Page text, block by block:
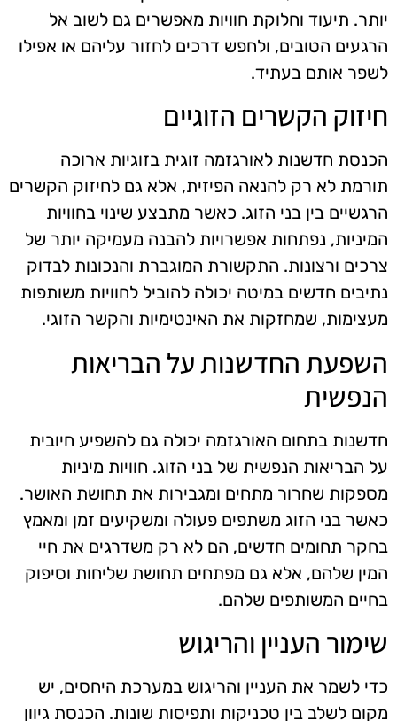
יותר. תיעוד וחלוקת חוויות מאפשרים גם לשוב אל
הרגעים הטובים, ולחפש דרכים לחזור עליהם או אפילו
לשפר אותם בעתיד.
חיזוק הקשרים הזוגיים
הכנסת חדשנות לאורגזמה זוגית בזוגיות ארוכה
תורמת לא רק להנאה הפיזית, אלא גם לחיזוק הקשרים
הרגשיים בין בני הזוג. כאשר מתבצע שינוי בחוויות
המיניות, נפתחות אפשרויות להבנה מעמיקה יותר של
צרכים ורצונות. התקשורת המוגברת והנכונות לבדוק
נתיבים חדשים במיטה יכולה להוביל לחוויות משותפות
מעצימות, שמחזקות את האינטימיות והקשר הזוגי.
השפעת החדשנות על הבריאות
הנפשית
חדשנות בתחום האורגזמה יכולה גם להשפיע חיובית
על הבריאות הנפשית של בני הזוג. חוויות מיניות
מספקות שחרור מתחים ומגבירות את תחושת האושר.
כאשר בני הזוג משתפים פעולה ומשקיעים זמן ומאמץ
בחקר תחומים חדשים, הם לא רק משדרגים את חיי
המין שלהם, אלא גם מפתחים תחושת שליחות וסיפוק
בחיים המשותפים שלהם.
שימור העניין והריגוש
כדי לשמר את העניין והריגוש במערכת היחסים, יש
מקום לשלב בין טכניקות ותפיסות שונות. הכנסת גיוון